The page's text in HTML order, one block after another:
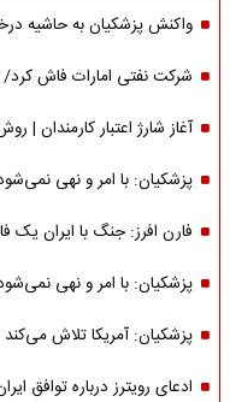
واکنش پزشکیان به حاشیه
شرکت نفتی امارات فاش کرد/ ۱۵ نفتکش‌مان منفجر شد
آغاز شارژ اعتبار
پزشکیان: با امر و نهی
فارن افرز: جنگ با ایران یک
پزشکیان: با امر و نهی
پزشکیان: آمریکا تلاش
ادعای رویترز درباره توافق